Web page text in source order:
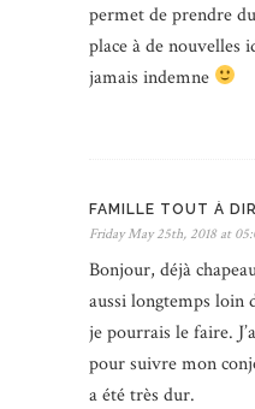
permet de prendre
place à de nouvelles
jamais indemne
FAMILLE TOUT À
Friday May 25th, 2018 at
Bonjour, déjà
aussi longtemps loin
je pourrais le faire.
pour suivre mon
a été très dur.